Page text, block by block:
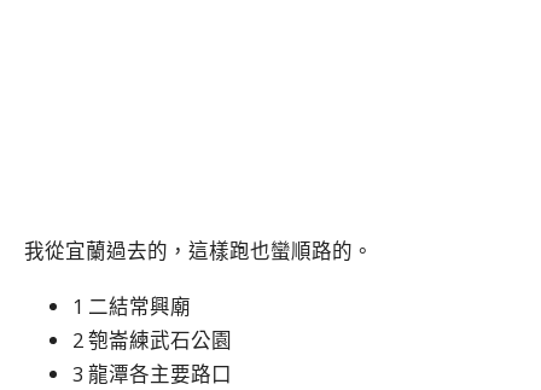
我從宜蘭過去的，這樣跑也蠻順路的。
1 二結常興廟
2 匏崙練武石公園
3 龍潭各主要路口